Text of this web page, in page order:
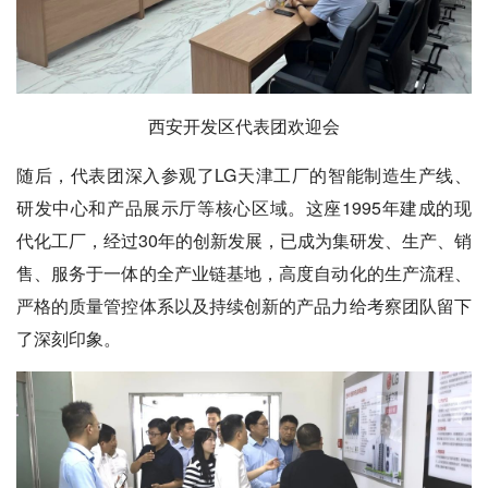
西安开发区代表团欢迎会
随后，代表团深入参观了LG天津工厂的智能制造生产线、
研发中心和产品展示厅等核心区域。这座1995年建成的现
代化工厂，经过30年的创新发展，已成为集研发、生产、销
售、服务于一体的全产业链基地，高度自动化的生产流程、
严格的质量管控体系以及持续创新的产品力给考察团队留下
了深刻印象。